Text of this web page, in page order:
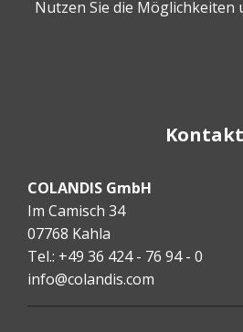
Nutzen Sie die Möglichkeiten
Kontakt
COLANDIS GmbH
Im Camisch 34
07768 Kahla
Tel.: +49 36 424 - 76 94 - 0
info@colandis.com